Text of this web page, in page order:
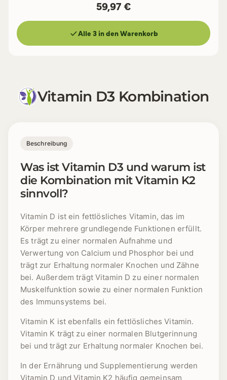
59,97 €
Alle 3 in den Warenkorb
Vitamin D3 Kombination
Beschreibung
Was ist Vitamin D3 und warum ist
die Kombination mit Vitamin K2
sinnvoll?
Vitamin D ist ein fettlösliches Vitamin, das im
Körper mehrere grundlegende Funktionen erfüllt.
Es trägt zu einer normalen Aufnahme und
Verwertung von Calcium und Phosphor bei und
trägt zur Erhaltung normaler Knochen und Zähne
bei. Außerdem trägt Vitamin D zu einer normalen
Muskelfunktion sowie zu einer normalen Funktion
des Immunsystems bei.
Vitamin K ist ebenfalls ein fettlösliches Vitamin.
Vitamin K trägt zu einer normalen Blutgerinnung
bei und trägt zur Erhaltung normaler Knochen bei.
In der Ernährung und Supplementierung werden
Vitamin D und Vitamin K2 häufig gemeinsam